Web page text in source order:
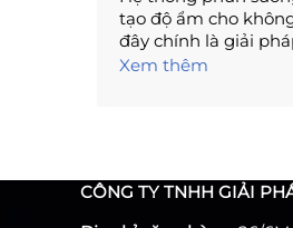
tạo độ ẩm cho
đây chính là giải
khô hanh nóng bức.
sẽ cho bạn một cái
phun sương thế hệ
Xem thêm
CÔNG TY TNHH GIẢI